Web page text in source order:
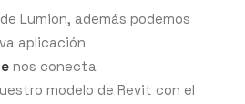
Lumion, además podemos
aplicación
nos conecta
modelo de Revit con el